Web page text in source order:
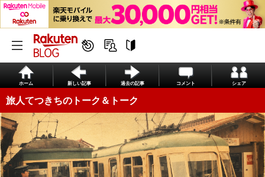
ホーム 新しい記事 過去の記事 コメント シェア
旅人てつきちのトーク＆トーク